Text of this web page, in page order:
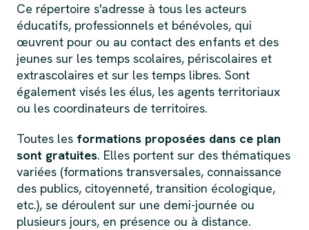
Ce répertoire s'adresse à tous les acteurs
éducatifs, professionnels et bénévoles, qui
œuvrent pour ou au contact des enfants et des
jeunes sur les temps scolaires, périscolaires et
extrascolaires et sur les temps libres. Sont
également visés les élus, les agents territoriaux
ou les coordinateurs de territoires.
Toutes les formations proposées dans ce plan
sont gratuites. Elles portent sur des thématiques
variées (formations transversales, connaissance
des publics, citoyenneté, transition écologique,
etc.), se déroulent sur une demi-journée ou
plusieurs jours, en présence ou à distance.